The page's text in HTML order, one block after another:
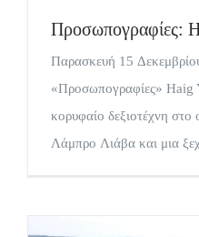
Προσωπογραφίες:
Παρασκευή 15
«Προσωπογραφίες» Haig
κορυφαίο δεξιοτέχνη στο
Λάμπρο Λιάβα και μια